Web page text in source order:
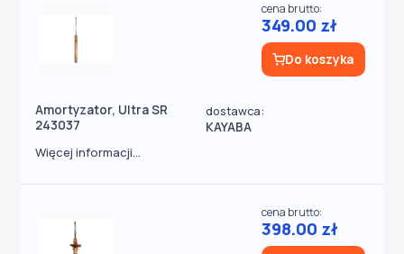
Amortyzator, Ultra SR
243037
dostawca:
KAYABA
cena brutto:
349.00 zł
Do koszyka
Więcej informacji...
cena brutto:
398.00 zł